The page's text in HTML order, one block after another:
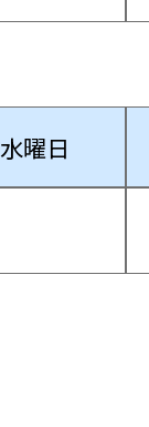
水曜日